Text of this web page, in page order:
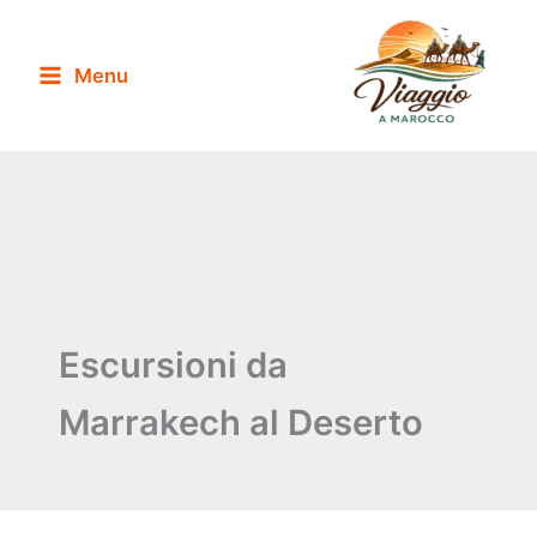
contenutoMenu
Escursioni da
Marrakech al Deserto